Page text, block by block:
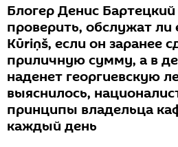
Блогер Денис
проверить, обслужат ли
Kūriņš, если он заранее
приличную сумму, а в
наденет георгиевскую
выяснилось,
принципы владельца
каждый день